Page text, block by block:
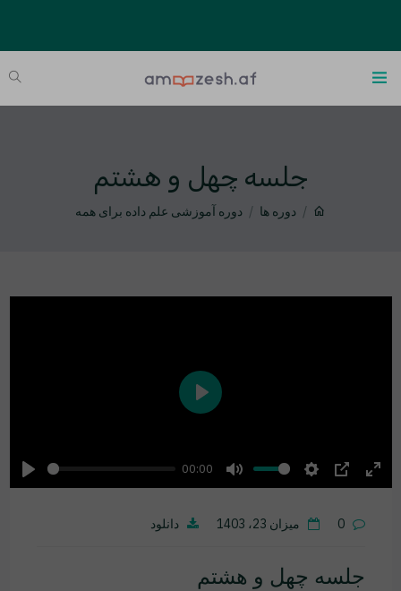
جلسه چهل و هشتم
دوره ها دوره آموزشی علم داده برای همه
Play
00:00
Mute Settings
PIP
Play
0 میزان 23، 1403 دانلود
جلسه چهل و هشتم